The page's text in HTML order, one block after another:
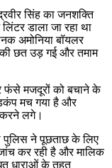
सिंह का जनशक्ति
डाला जा रहा था
अमोनिया बॉयलर
की छत उड़ गई और तमाम
मजदूरों को बचाने के
मच गया है और
करने लगे।
ने पूछताछ के लिए
कर रही है और मालिक
धाराओं के तहत